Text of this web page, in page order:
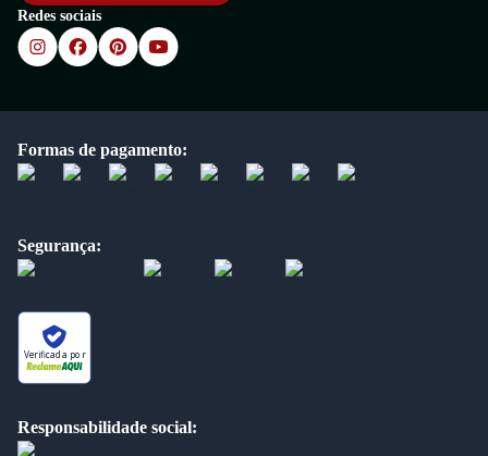
Redes sociais
Formas de pagamento:
Segurança:
Verificada por
Responsabilidade social: